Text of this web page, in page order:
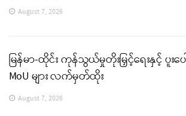
August 7, 2026
မြန်မာ-ထိုင်း ကုန်သွယ်မှုတိုးမြှင့်ရေးနှင့် ပူးပ
MoU များ လက်မှတ်ထိုး
August 7, 2026